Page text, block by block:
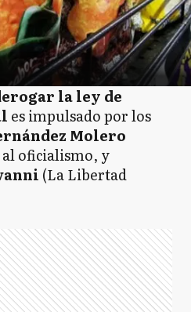
la ley de
es impulsado por los
Molero
al oficialismo, y
(La Libertad